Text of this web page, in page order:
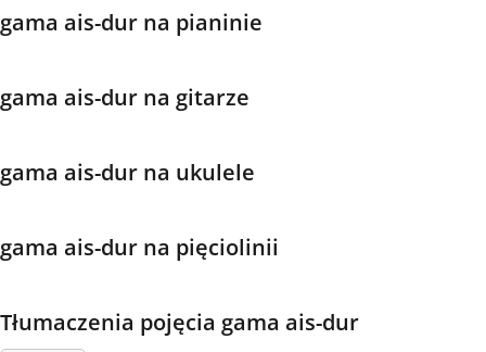
한국어
gama ais-dur na pianinie
gama ais-dur na gitarze
gama ais-dur na ukulele
gama ais-dur na pięciolinii
Tłumaczenia pojęcia gama ais-dur